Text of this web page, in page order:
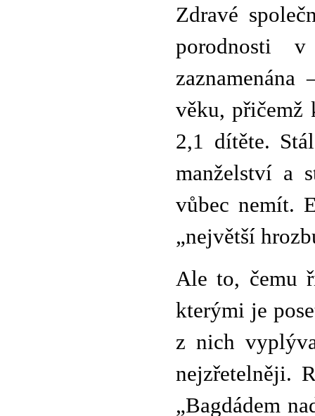
Zdravé
porodnosti
věku, přičemž
2,1 dítěte.
manželství a
vůbec nemít.
„největší
Ale to, čemu
kterými je
z nich
nejzřetelněji.
„Bagdádem